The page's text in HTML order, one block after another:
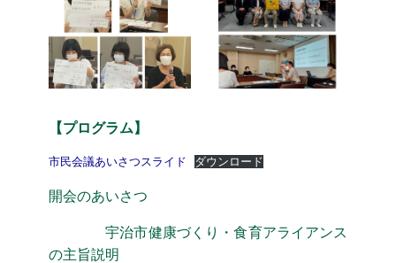
【プログラム】
市民会議あいさつスライド ダウンロード
開会のあいさつ
宇治市健康づくり・食育アライアンス
の主旨説明